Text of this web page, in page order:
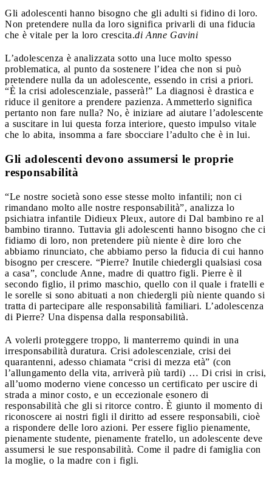
Gli adolescenti hanno bisogno che gli adulti si fidino di loro.
Non pretendere nulla da loro significa privarli di una fiducia
che è vitale per la loro crescita.di Anne Gavini
L’adolescenza è analizzata sotto una luce molto spesso
problematica, al punto da sostenere l’idea che non si può
pretendere nulla da un adolescente, essendo in crisi a priori.
“È la crisi adolescenziale, passerà!” La diagnosi è drastica e
riduce il genitore a prendere pazienza. Ammetterlo significa
pertanto non fare nulla? No, è iniziare ad aiutare l’adolescente
a suscitare in lui questa forza interiore, questo impulso vitale
che lo abita, insomma a fare sbocciare l’adulto che è in lui.
Gli adolescenti devono assumersi le proprie
responsabilità
“Le nostre società sono esse stesse molto infantili; non ci
rimandano molto alle nostre responsabilità”, analizza lo
psichiatra infantile Didieux Pleux, autore di Dal bambino re al
bambino tiranno. Tuttavia gli adolescenti hanno bisogno che ci
fidiamo di loro, non pretendere più niente è dire loro che
abbiamo rinunciato, che abbiamo perso la fiducia di cui hanno
bisogno per crescere. “Pierre? Inutile chiedergli qualsiasi cosa
a casa”, conclude Anne, madre di quattro figli. Pierre è il
secondo figlio, il primo maschio, quello con il quale i fratelli e
le sorelle si sono abituati a non chiedergli più niente quando si
tratta di partecipare alle responsabilità familiari. L’adolescenza
di Pierre? Una dispensa dalla responsabilità.
A volerli proteggere troppo, li manterremo quindi in una
irresponsabilità duratura. Crisi adolescenziale, crisi dei
quarantenni, adesso chiamata “crisi di mezza età” (con
l’allungamento della vita, arriverà più tardi) … Di crisi in crisi,
all’uomo moderno viene concesso un certificato per uscire di
strada a minor costo, e un eccezionale esonero di
responsabilità che gli si ritorce contro. È giunto il momento di
riconoscere ai nostri figli il diritto ad essere responsabili, cioè
a rispondere delle loro azioni. Per essere figlio pienamente,
pienamente studente, pienamente fratello, un adolescente deve
assumersi le sue responsabilità. Come il padre di famiglia con
la moglie, o la madre con i figli.